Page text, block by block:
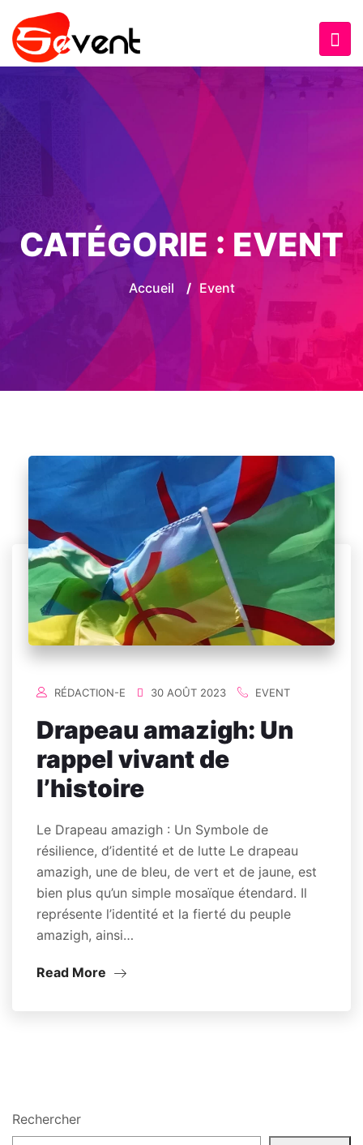
CATÉGORIE : EVENT
Accueil / Event
RÉDACTION-E 30 AOÛT 2023 EVENT
Drapeau amazigh: Un
rappel vivant de
l’histoire
Le Drapeau amazigh : Un Symbole de
résilience, d’identité et de lutte Le drapeau
amazigh, une de bleu, de vert et de jaune, est
bien plus qu’un simple mosaïque étendard. Il
représente l’identité et la fierté du peuple
amazigh, ainsi…
Read More
Rechercher